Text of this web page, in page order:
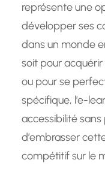
représente une
développer ses
dans un monde
soit pour
ou pour se
spécifique, l’e-
accessibilité
d’embrasser
compétitif sur le